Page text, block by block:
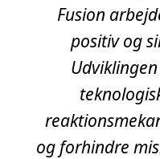
Fusion
positiv og
og forhindre